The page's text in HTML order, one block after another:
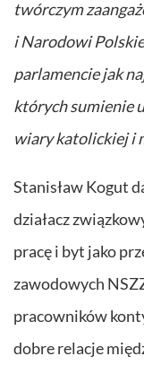
twórczym
i Narodowi
parlamencie jak
których sumienie
wiary katolickiej i
Stanisław Kogut
działacz
pracę i byt jako
zawodowych
pracowników
dobre relacje